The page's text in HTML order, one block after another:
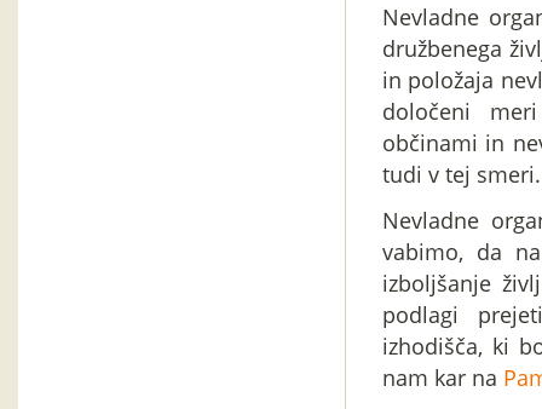
Nevladne
družbenega
in položaja
določeni
občinami in
tudi v tej smeri.
Nevladne
vabimo, da
izboljšanje
podlagi
izhodišča, ki
nam kar na